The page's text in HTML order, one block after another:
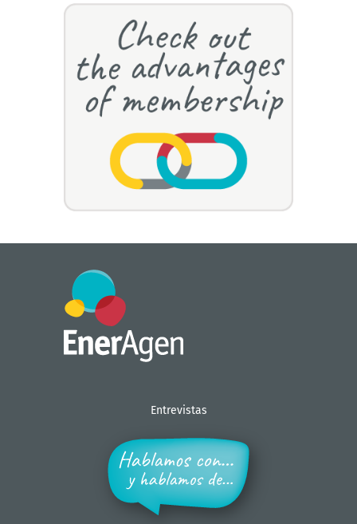
Entrevistas